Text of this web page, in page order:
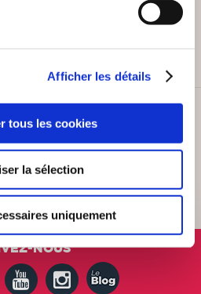
Afficher les détails
tous les cookies
la sélection
uniquement
10-12h / 14-16h
NOUS